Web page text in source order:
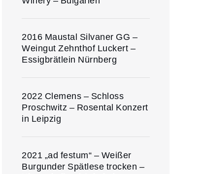
2016 Maustal Silvaner GG –
Weingut Zehnthof Luckert –
Essigbrätlein Nürnberg
2022 Clemens – Schloss
Proschwitz – Rosental Konzert
in Leipzig
2021 „ad festum“ – Weißer
Burgunder Spätlese trocken –